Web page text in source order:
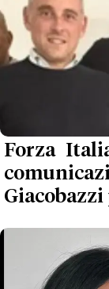
Forza
Giacobazzi